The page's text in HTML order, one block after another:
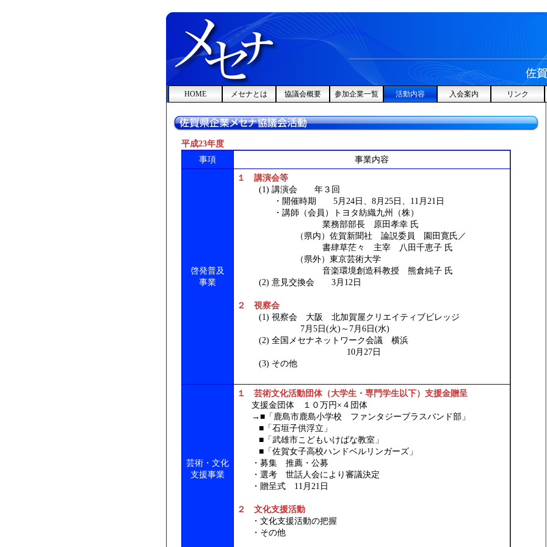
HOME メセナとは 協議会概要 参加企業一覧 活動内容 入会案内 リンク
平成23年度
事項
事業内容
啓発普及
事業
１ 講演会等
(1) 講演会 年３回
・開催時期 5月24日、8月25日、11月21日
・講師（会員）トヨタ紡織九州（株）
業務部部長 原田孝幸 氏
（県内）佐賀新聞社 論説委員 園田寛氏／
書肆草茫々 主宰 八田千恵子 氏
（県外）東京芸術大学
音楽環境創造科教授 熊倉純子 氏
(2) 意見交換会 3月12日
２ 視察会
(1) 視察会 大阪 北加賀屋クリエイティブビレッジ
7月5日(火)～7月6日(水)
(2) 全国メセナネットワーク会議 横浜
10月27日
(3) その他
芸術・文化
支援事業
１ 芸術文化活動団体（大学生・専門学生以下）支援金贈呈
支援金団体 １０万円×４団体
→■「鹿島市鹿島小学校 ファンタジーブラスバンド部」
■「石垣子供浮立」
■「武雄市こどもいけばな教室」
■「佐賀女子高校ハンドベルリンガーズ」
・募集 推薦・公募
・選考 世話人会により審議決定
・贈呈式 11月21日
２ 文化支援活動
・文化支援活動の把握
・その他